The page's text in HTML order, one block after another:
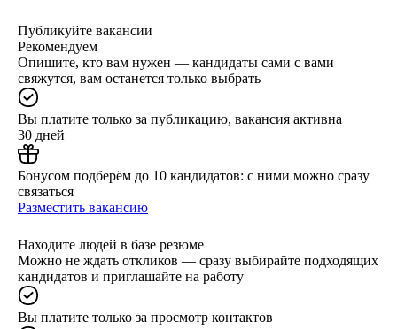
Публикуйте вакансии
Рекомендуем
Опишите, кто вам нужен — кандидаты сами с вами
свяжутся, вам останется только выбрать
Вы платите только за публикацию, вакансия активна
30 дней
Бонусом подберём до 10 кандидатов: с ними можно сразу
связаться
Разместить вакансию
Находите людей в базе резюме
Можно не ждать откликов — сразу выбирайте подходящих
кандидатов и приглашайте на работу
Вы платите только за просмотр контактов